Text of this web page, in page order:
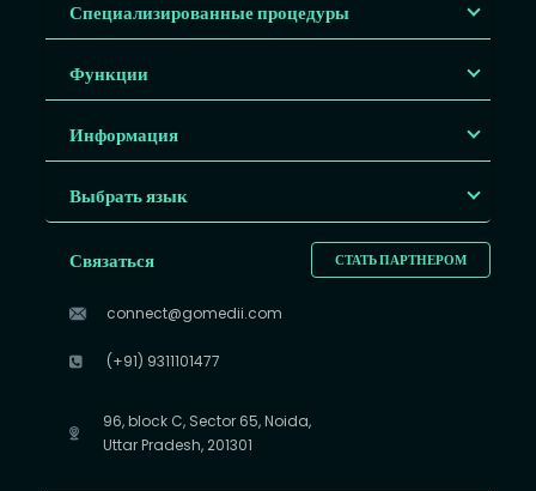
Специализированные процедуры
Функции
Информация
Выбрать язык
СТАТЬ ПАРТНЕРОМ
Связаться
connect@gomedii.com
(+91) 9311101477
96, block C, Sector 65, Noida,
Uttar Pradesh, 201301